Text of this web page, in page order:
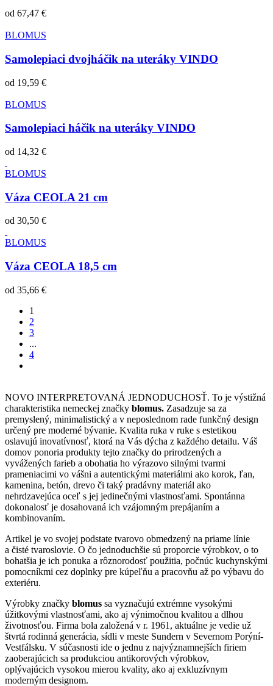
od 67,47 €
BLOMUS
Samolepiaci dvojháčik na uteráky VINDO
od 19,59 €
BLOMUS
Samolepiaci háčik na uteráky VINDO
od 14,32 €
BLOMUS
Váza CEOLA 21 cm
od 30,50 €
BLOMUS
Váza CEOLA 18,5 cm
od 35,66 €
1
2
3
...
4
NOVO INTERPRETOVANÁ JEDNODUCHOSŤ. To je výstižná
charakteristika nemeckej značky blomus. Zasadzuje sa za
premyslený, minimalistický a v neposlednom rade funkčný design
určený pre moderné bývanie. Kvalita ruka v ruke s estetikou
oslavujú inovatívnosť, ktorá na Vás dýcha z každého detailu. Váš
domov ponoria produkty tejto značky do prirodzených a
vyvážených farieb a obohatia ho výrazovo silnými tvarmi
prameniacimi vo vášni a autentickými materiálmi ako korok, ľan,
kamenina, betón, drevo či taký pradávny materiál ako
nehrdzavejúca oceľ s jej jedinečnými vlastnosťami. Spontánna
dokonalosť je dosahovaná ich vzájomným prepájaním a
kombinovaním.
Artikel je vo svojej podstate tvarovo obmedzený na priame línie
a čisté tvaroslovie. O čo jednoduchšie sú proporcie výrobkov, o to
bohatšia je ich ponuka a rôznorodosť použitia, počnúc kuchynskými
pomocníkmi cez doplnky pre kúpeľňu a pracovňu až po výbavu do
exteriéru.
Výrobky značky blomus sa vyznačujú extrémne vysokými
úžitkovými vlastnosťami, ako aj výnimočnou kvalitou a dlhou
životnosťou. Firma bola založená v r. 1961, aktuálne je vedie už
štvrtá rodinná generácia, sídli v meste Sundern v Severnom Porýní-
Vestfálsku. V súčasnosti ide o jednu z najvýznamnejších firiem
zaoberajúcich sa produkciou antikorových výrobkov,
oplývajúcich vysokou mierou kvality, ako aj exkluzívnym
moderným designom.